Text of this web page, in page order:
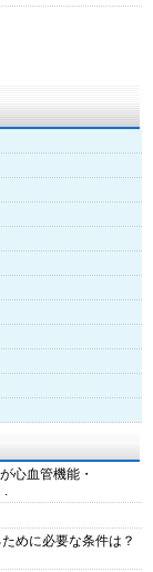
心血管機能・
めに必要な条件は？